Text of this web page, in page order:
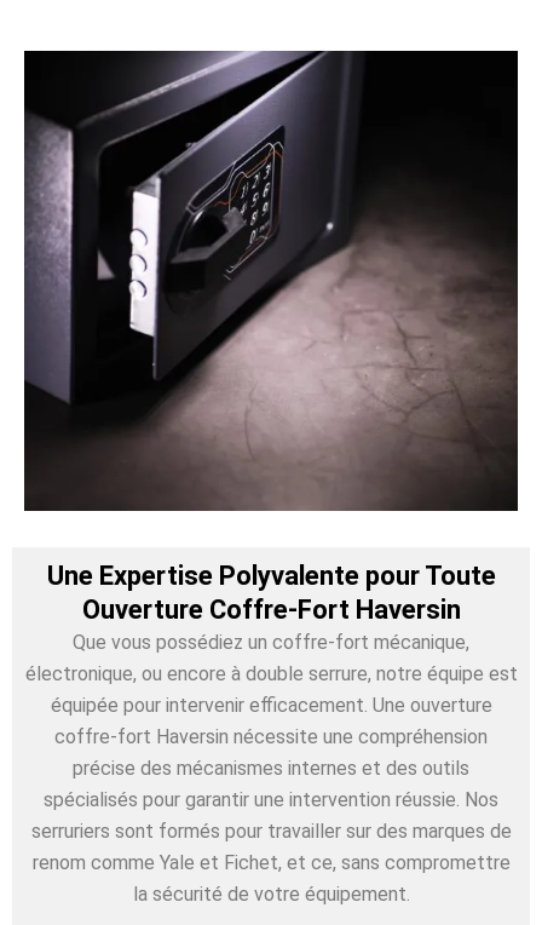
Une Expertise Polyvalente pour Toute
Ouverture Coffre-Fort Haversin
Que vous possédiez un coffre-fort mécanique,
électronique, ou encore à double serrure, notre équipe est
équipée pour intervenir efficacement. Une ouverture
coffre-fort Haversin nécessite une compréhension
précise des mécanismes internes et des outils
spécialisés pour garantir une intervention réussie. Nos
serruriers sont formés pour travailler sur des marques de
renom comme Yale et Fichet, et ce, sans compromettre
la sécurité de votre équipement.